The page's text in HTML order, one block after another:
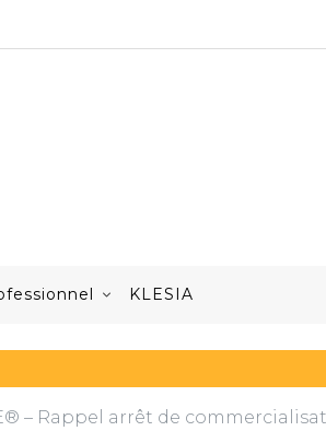
KLESIA
– Rappel arrêt de